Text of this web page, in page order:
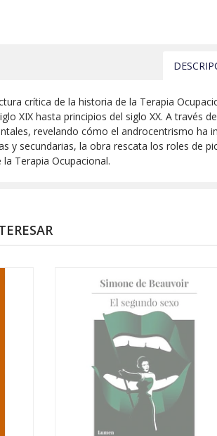
crítica de la historia de la Terapia
XIX hasta principios del siglo XX. A través
revelando cómo el androcentrismo ha
y secundarias, la obra rescata los roles de
Terapia Ocupacional.